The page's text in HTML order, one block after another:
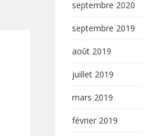
septembre 2020
septembre 2019
août 2019
juillet 2019
mars 2019
février 2019